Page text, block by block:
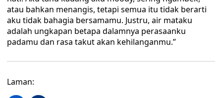
atau bahkan menangis, tetapi semua itu tidak berarti
aku tidak bahagia bersamamu. Justru, air mataku
adalah ungkapan betapa dalamnya perasaanku
padamu dan rasa takut akan kehilanganmu.”
Laman: